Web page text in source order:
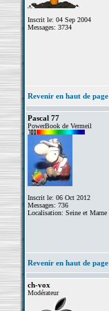
Inscrit le: 04 Sep 2004
Messages: 3734
Revenir en haut de page
Pascal 77
PowerBook de Vermeil
Inscrit le: 06 Oct 2012
Messages: 736
Localisation: Seine et Marne
Revenir en haut de page
ch-vox
Modérateur